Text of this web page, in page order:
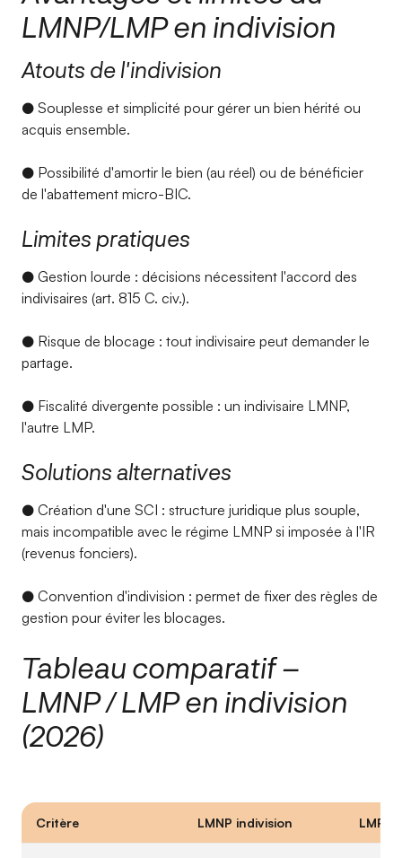
LMNP/LMP en indivision
Atouts de l'indivision
● Souplesse et simplicité pour gérer un bien hérité ou
acquis ensemble.
● Possibilité d'amortir le bien (au réel) ou de bénéficier
de l'abattement micro-BIC.
Limites pratiques
● Gestion lourde : décisions nécessitent l'accord des
indivisaires (art. 815 C. civ.).
● Risque de blocage : tout indivisaire peut demander le
partage.
● Fiscalité divergente possible : un indivisaire LMNP,
l'autre LMP.
Solutions alternatives
● Création d'une SCI : structure juridique plus souple,
mais incompatible avec le régime LMNP si imposée à l'IR
(revenus fonciers).
● Convention d'indivision : permet de fixer des règles de
gestion pour éviter les blocages.
Tableau comparatif –
LMNP / LMP en indivision
(2026)
Critère LMNP indivision LMP